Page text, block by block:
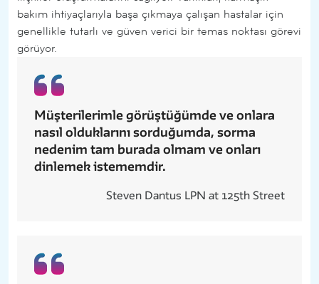
bakım ihtiyaçlarıyla başa çıkmaya çalışan hastalar için
genellikle tutarlı ve güven verici bir temas noktası görevi
görüyor.
Müşterilerimle görüştüğümde ve onlara
nasıl olduklarını sorduğumda, sorma
nedenim tam burada olmam ve onları
dinlemek istememdir.
Steven Dantus LPN at 125th Street